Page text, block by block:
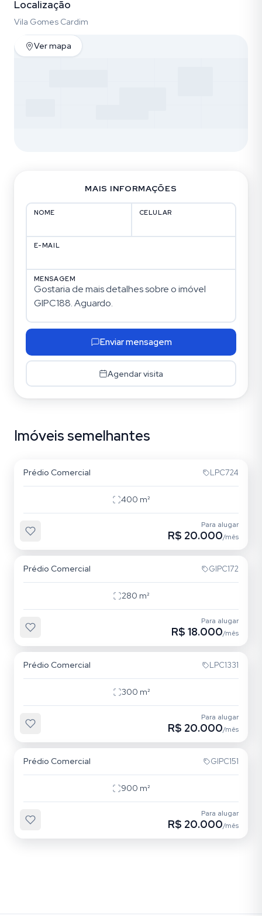
Localização
Vila Gomes Cardim
Ver mapa
MAIS INFORMAÇÕES
NOME CELULAR
E-MAIL
MENSAGEM
Enviar mensagem
Agendar visita
Imóveis semelhantes
Vila Gomes Cardim
Prédio Comercial LPC724
400 m²
Para alugar
R$ 20.000/mês
Prédio Comercial GIPC172
280 m²
Para alugar
R$ 18.000/mês
Prédio Comercial LPC1331
300 m²
Para alugar
R$ 20.000/mês
Prédio Comercial GIPC151
900 m²
Para alugar
R$ 20.000/mês